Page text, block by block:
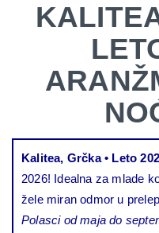
EVROPSKI
DESTINACIJE
INFOKalitea, Grčka • Leto
2026! Idealna za mlade
žele miran odmor u
Polasci od maja do